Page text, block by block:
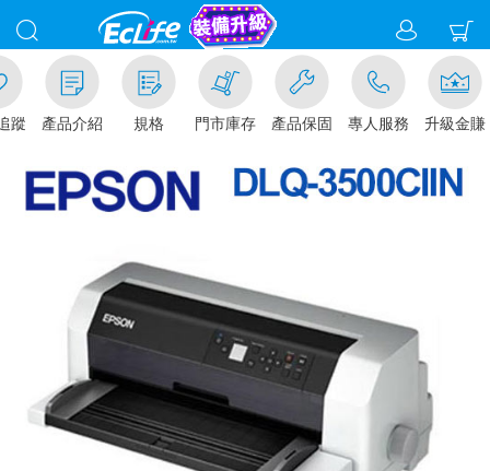
蹤 產品介紹 規格 門市庫存 產品保固 專人服務 升級金賺